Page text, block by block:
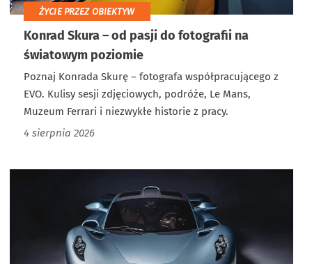
ŻYCIE PRZEZ OBIEKTYW
Konrad Skura – od pasji do fotografii na
światowym poziomie
Poznaj Konrada Skurę – fotografa współpracującego z
EVO. Kulisy sesji zdjęciowych, podróże, Le Mans,
Muzeum Ferrari i niezwykłe historie z pracy.
4 sierpnia 2026